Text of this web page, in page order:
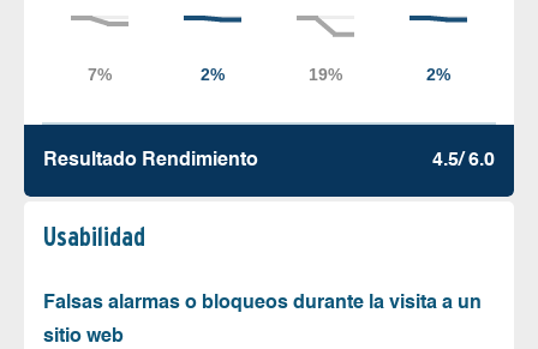
Resultado Rendimiento 4.5/ 6.0
Usabilidad
Falsas alarmas o bloqueos durante la visita a un
sitio web